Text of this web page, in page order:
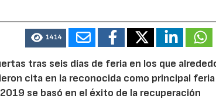
1414
tras seis días de feria en los que
cita en la reconocida como principal feria
se basó en el éxito de la recuperación